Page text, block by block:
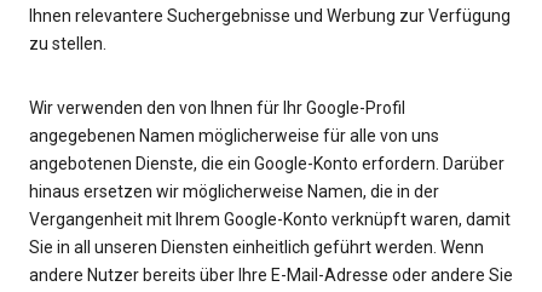
Ihnen relevantere Suchergebnisse und Werbung zur Verfügung
zu stellen.
Wir verwenden den von Ihnen für Ihr Google-Profil
angegebenen Namen möglicherweise für alle von uns
angebotenen Dienste, die ein Google-Konto erfordern. Darüber
hinaus ersetzen wir möglicherweise Namen, die in der
Vergangenheit mit Ihrem Google-Konto verknüpft waren, damit
Sie in all unseren Diensten einheitlich geführt werden. Wenn
andere Nutzer bereits über Ihre E-Mail-Adresse oder andere Sie